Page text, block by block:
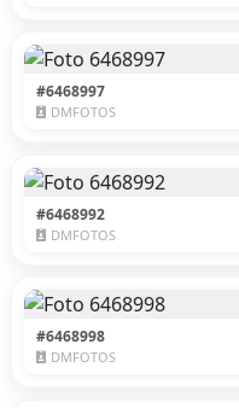
#6468997
DMFOTOS
#6468992
DMFOTOS
#6468998
DMFOTOS